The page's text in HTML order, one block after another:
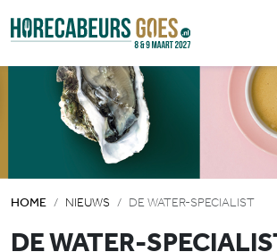
HOME NIEUWS DE WATER-SPECIALIST
DE WATER-